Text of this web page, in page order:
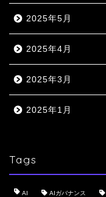
2025年5月
2025年4月
2025年3月
2025年1月
Tags
AI AIガバナンス